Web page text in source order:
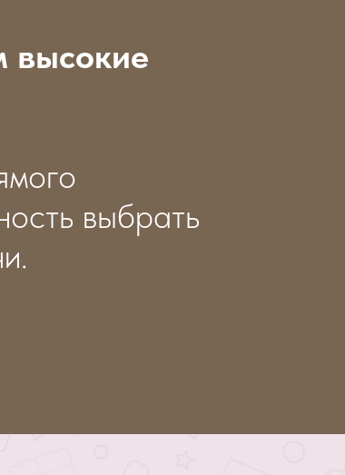
высокие
выбрать